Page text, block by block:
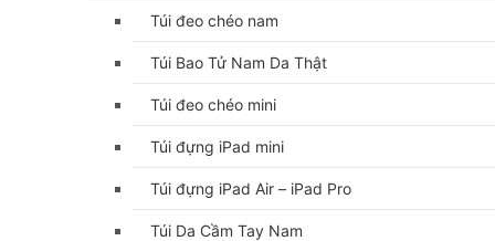
Túi đeo chéo nam
Túi Bao Tử Nam Da Thật
Túi đeo chéo mini
Túi đựng iPad mini
Túi đựng iPad Air – iPad Pro
Túi Da Cầm Tay Nam